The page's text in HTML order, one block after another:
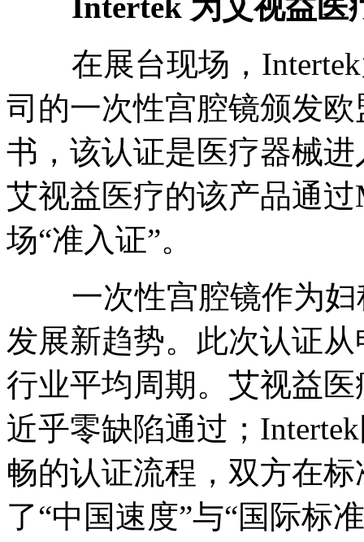
在展台现场， Intertek
司的一次性宫腔镜颁发
书，该认证是医疗器械
艾视益医疗的该产品通过
场“准入证”。
一次性宫腔镜作为
发展新趋势。此次认证
行业平均周期。艾视益
近乎零缺陷通过； Intertek
畅的认证流程，双方在
了“中国速度”与“国际标